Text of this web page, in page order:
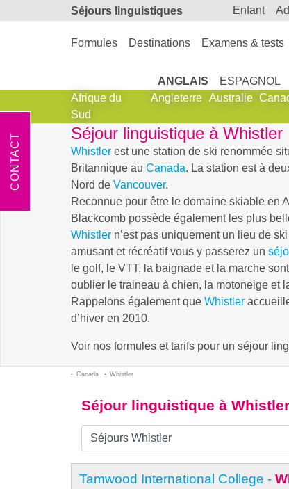
Séjours linguistiques enfant
Formules Destinations Examens & tests
ANGLAIS ESPAGNOL
Afrique du
Sud
Angleterre Australie
Séjour linguistique à Whistler
Whistler est une station de ski renommée
Britannique au Canada. La station est à
Nord de Vancouver.
Reconnue pour être le domaine skiable en
Blackcomb possède également les plus
Whistler n’est pas uniquement un lieu de
amusant et récréatif vous y passerez un
le golf, le VTT, la baignade et la marche
oublier le traineau à chien, la motoneige et
Rappelons également que Whistler
d’hiver en 2010.
Voir nos formules et tarifs pour un séjour
Canada Whistler
Séjour linguistique à Whistler
Tamwood International College -
CONTACT